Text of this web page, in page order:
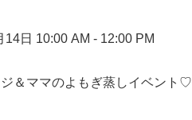
日 10:00 AM - 12:00 PM
＆ママのよもぎ蒸しイベント♡